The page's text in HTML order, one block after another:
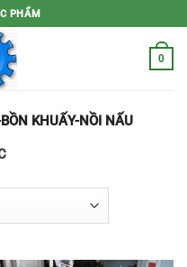
PHẨM
0
KHUẤY-NỒI NẤU